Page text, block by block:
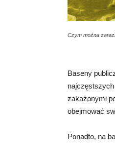
Czym można
Baseny
zakażonymi
obejmować
Ponadto, na